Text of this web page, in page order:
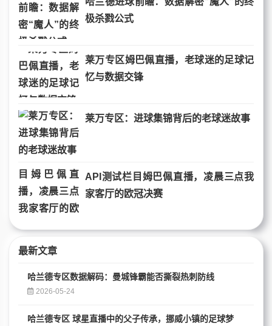
极杀戮公式
莱万专区姆巴佩直播，老球迷的足球记
忆与数据交锋
莱万专区：进球集锦背后的老球迷故事
API测试栏目姆巴佩直播，凌晨三点我
家客厅的欧冠决赛
最新文章
哈兰德专区数据解码：曼城锋霸能否撕裂热刺防线
2026-05-24
哈兰德专区 球星直播中的父子传承，挪威小镇的足球梦